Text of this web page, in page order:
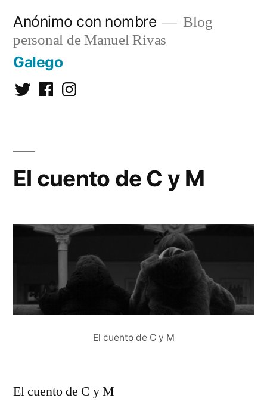
contenido
Anónimo con nombre
Blog
personal de Manuel Rivas
Galego
TwitterFacebookInstagram
El cuento de C y M
El cuento de C y M
El cuento de C y M